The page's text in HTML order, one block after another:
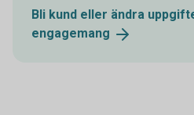
Bli kund eller ändra
engagemang